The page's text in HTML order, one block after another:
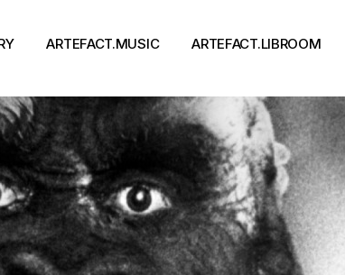
ARTEFACT.MUSIC
Виконавці
Альбоми
Концерти
ARTEFACT.LIBROOM
Книги
Письменники
Події